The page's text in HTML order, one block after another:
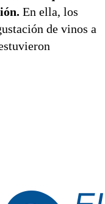
En ella, los
de vinos a